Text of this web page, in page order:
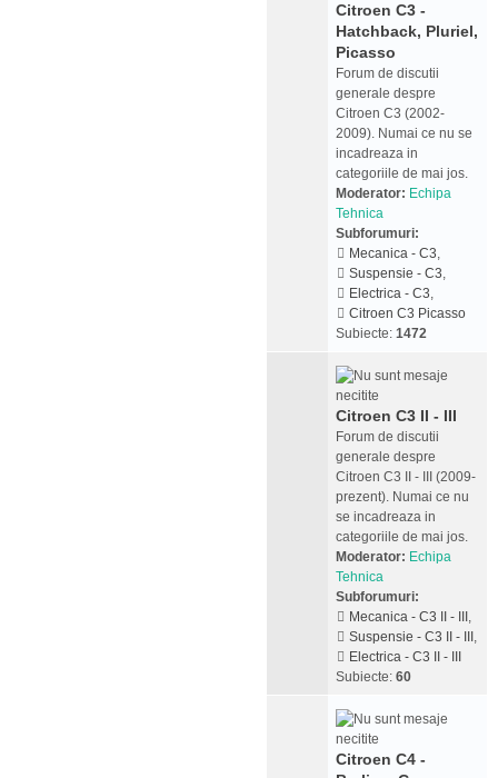
Citroen C3 -
Hatchback, Pluriel,
Picasso
Forum de discutii
generale despre
Citroen C3 (2002-
2009). Numai ce nu se
incadreaza in
categoriile de mai jos.
Moderator: Echipa
Tehnica
Subforumuri:
Mecanica - C3,
Suspensie - C3,
Electrica - C3,
Citroen C3 Picasso
Subiecte: 1472
Citroen C3 II - III
Forum de discutii
generale despre
Citroen C3 II - III (2009-
prezent). Numai ce nu
se incadreaza in
categoriile de mai jos.
Moderator: Echipa
Tehnica
Subforumuri:
Mecanica - C3 II - III ,
Suspensie - C3 II - III ,
Electrica - C3 II - III
Subiecte: 60
Citroen C4 -